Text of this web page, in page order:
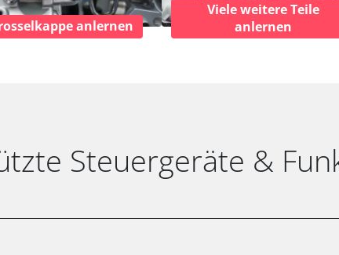
anlernen
Viele weitere Teile
anlernen
Steuergeräte &